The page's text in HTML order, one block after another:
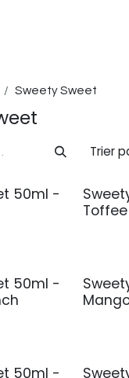
Sweety Sweet
Trier
50ml -
50ml -
50ml -